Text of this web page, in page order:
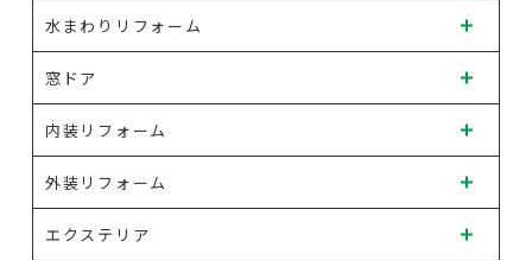
水まわりリフォーム
窓ドア
内装リフォーム
外装リフォーム
エクステリア